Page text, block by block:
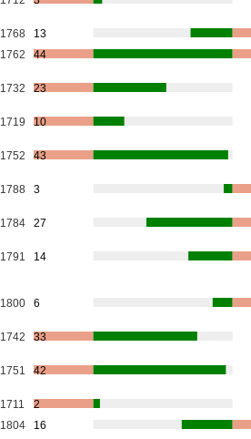
1768
13
1762 44
1732 23
1719 10
1752 43
1788 3
1784 27
1791 14
1800 6
1742 33
1751 42
1711
2
1804 16